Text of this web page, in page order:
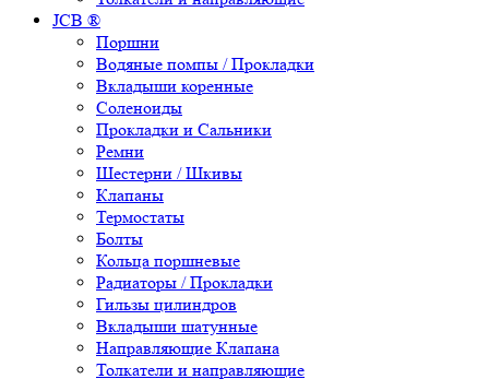
JCB ®
Поршни
Водяные помпы / Прокладки
Вкладыши коренные
Соленоиды
Прокладки и Сальники
Ремни
Шестерни / Шкивы
Клапаны
Термостаты
Болты
Кольца поршневые
Радиаторы / Прокладки
Гильзы цилиндров
Вкладыши шатунные
Направляющие Клапана
Толкатели и направляющие